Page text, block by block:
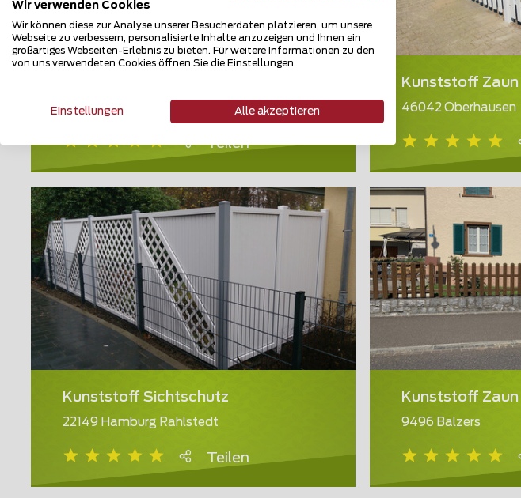
06886 Lutherstadt Wittenberg
Teilen
Kunststoff Zaun
46042 Oberhausen
Kunststoff Sichtschutz
22149 Hamburg Rahlstedt
Teilen
Kunststoff Zaun
9496 Balzers
Wir verwenden Cookies
Wir können diese zur Analyse unserer Besucherdaten platzieren, um unsere
Webseite zu verbessern, personalisierte Inhalte anzuzeigen und Ihnen ein
großartiges Webseiten-Erlebnis zu bieten. Für weitere Informationen zu den
von uns verwendeten Cookies öffnen Sie die Einstellungen.
Einstellungen Alle akzeptieren